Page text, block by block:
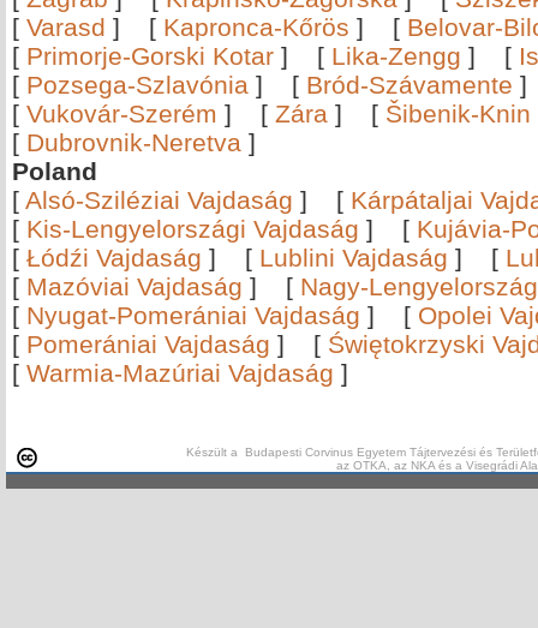
[ Varasd ] [ Kapronca-Kőrös ] [ Belovar-
[ Primorje-Gorski Kotar ] [ Lika-Zengg ] [
[ Pozsega-Szlavónia ] [ Bród-Szávamente
[ Vukovár-Szerém ] [ Zára ] [ Šibenik-Knin
[ Dubrovnik-Neretva ]
Poland
[ Alsó-Sziléziai Vajdaság ] [ Kárpátaljai
[ Kis-Lengyelországi Vajdaság ] [ Kujávia-
[ Łódźi Vajdaság ] [ Lublini Vajdaság ] [
[ Mazóviai Vajdaság ] [ Nagy-
[ Nyugat-Pomerániai Vajdaság ] [ Opolei
[ Pomerániai Vajdaság ] [ Świętokrzyski
[ Warmia-Mazúriai Vajdaság ]
Készült a Budapesti Corvinus Egyetem Tájtervezési és
az OTKA, az NKA és a Visegrádi